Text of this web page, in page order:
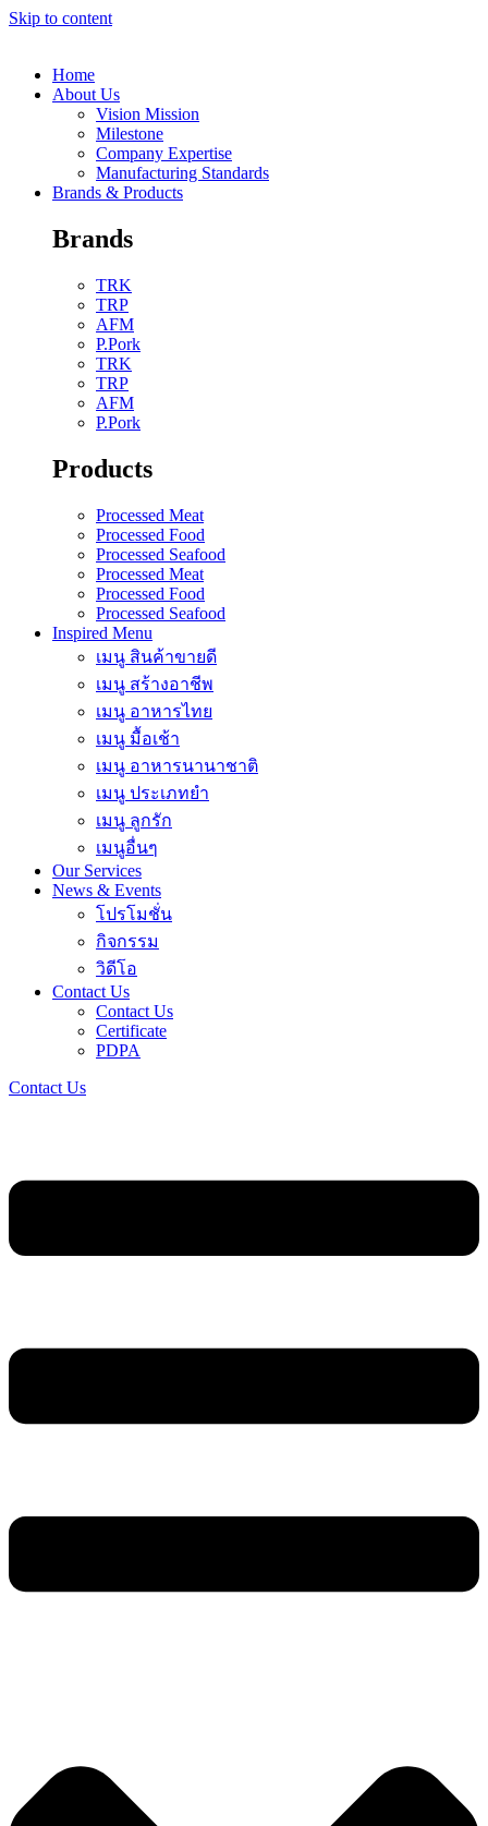
Skip to content
Home
About Us
Vision Mission
Milestone
Company Expertise
Manufacturing Standards
Brands & Products
Brands
TRK
TRP
AFM
P.Pork
TRK
TRP
AFM
P.Pork
Products
Processed Meat
Processed Food
Processed Seafood
Processed Meat
Processed Food
Processed Seafood
Inspired Menu
เมนู สินค้าขายดี
เมนู สร้างอาชีพ
เมนู อาหารไทย
เมนู มื้อเช้า
เมนู อาหารนานาชาติ
เมนู ประเภทยำ
เมนู ลูกรัก
เมนูอื่นๆ
Our Services
News & Events
โปรโมชั่น
กิจกรรม
วิดีโอ
Contact Us
Contact Us
Certificate
PDPA
Contact Us